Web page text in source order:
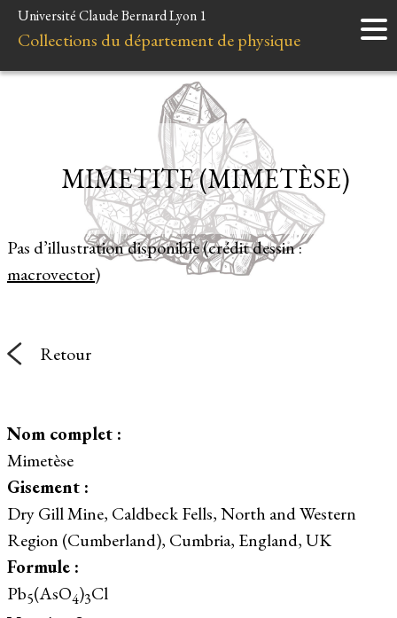
Accueil
Instruments
Liens et ressources
Université Claude Bernard Lyon 1
Collections du département de physique
Pas d’illustration disponible (crédit dessin :
macrovector)
MIMETITE (MIMETÈSE)
Retour
Nom complet :
Mimetèse
Gisement :
Dry Gill Mine, Caldbeck Fells, North and Western
Region (Cumberland), Cumbria, England, UK
Formule :
Pb5(AsO4)3Cl